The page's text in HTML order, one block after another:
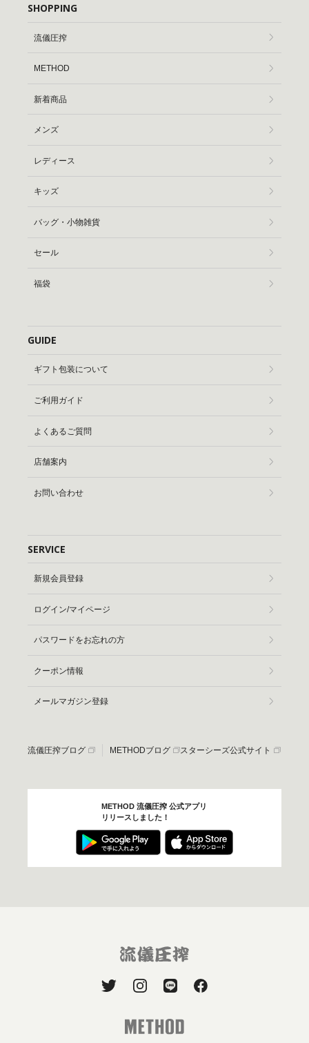
SHOPPING
流儀圧搾
METHOD
新着商品
メンズ
レディース
キッズ
バッグ・小物雑貨
セール
福袋
GUIDE
ギフト包装について
ご利用ガイド
よくあるご質問
店舗案内
お問い合わせ
SERVICE
新規会員登録
ログイン/マイページ
パスワードをお忘れの方
クーポン情報
メールマガジン登録
流儀圧搾ブログ METHODブログ スターシーズ公式サイト
METHOD 流儀圧搾 公式アプリ
リリースしました！